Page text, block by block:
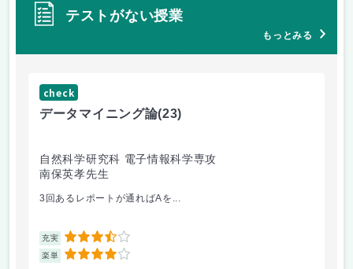
テストがない授業
もっとみる
check
データマイニング論(23)
自然科学研究科 電子情報科学専攻
南保英孝先生
3回あるレポートが通ればAを...
充実 3.5
楽単 4